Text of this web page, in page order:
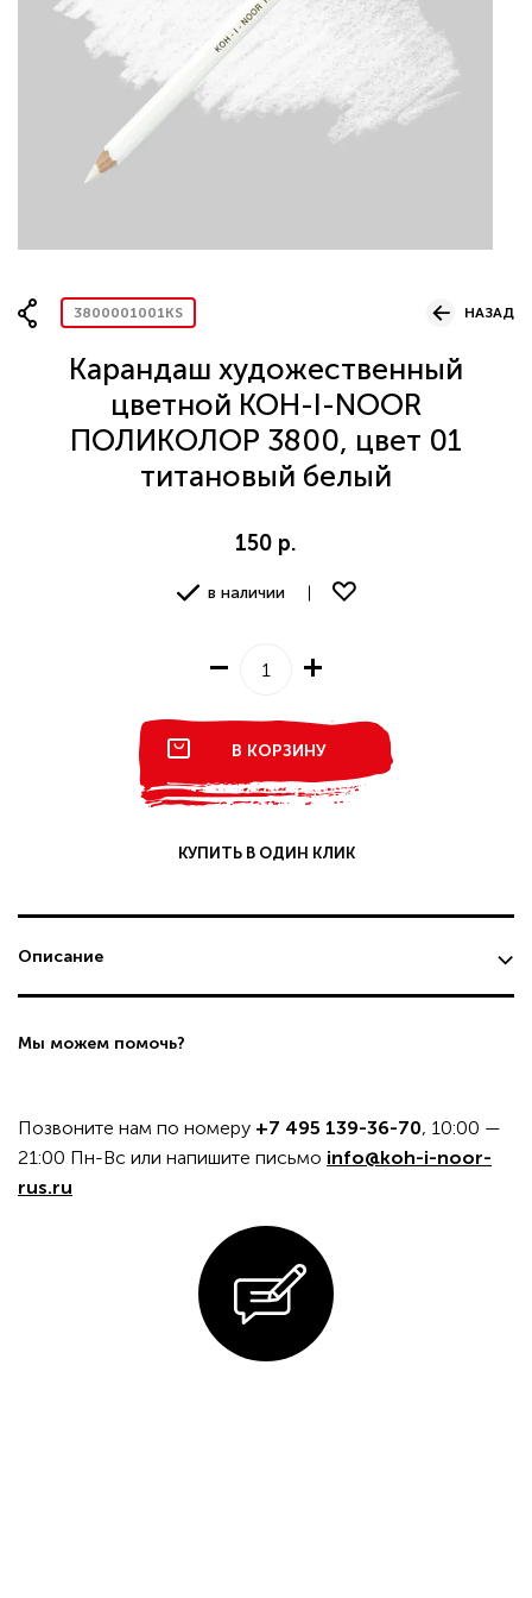
3800001001KS НАЗАД
Карандаш художественный
цветной KOH-I-NOOR
ПОЛИКОЛОР 3800, цвет 01
титановый белый
150 р.
в наличии
В КОРЗИНУ
КУПИТЬ В ОДИН КЛИК
Описание
Мы можем помочь?
Позвоните нам по номеру +7 495 139-36-70, 10:00 —
21:00 Пн-Вс или напишите письмо info@koh-i-noor-
rus.ru
Вопрос по представительству